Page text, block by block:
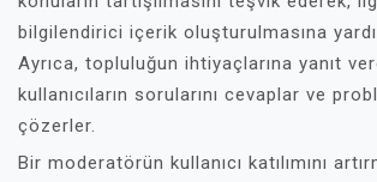
bilgilendirici içerik oluşturulmasına
Ayrıca, topluluğun ihtiyaçlarına yanıt
kullanıcıların sorularını cevaplar ve
çözerler.
Bir moderatörün kullanıcı katılımını